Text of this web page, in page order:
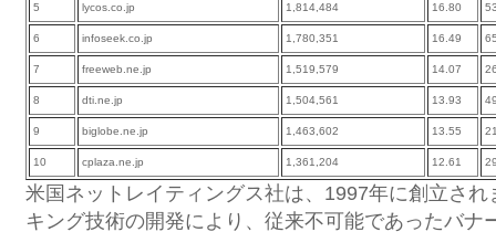
5 lycos.co.jp 1,814,484 16.80
6 infoseek.co.jp 1,780,351 16.49
7 freeweb.ne.jp 1,519,579 14.07
8 dti.ne.jp 1,504,561 13.93
9 biglobe.ne.jp 1,463,602 13.55
10 cplaza.ne.jp 1,361,204 12.61
米国ネットレイティングス社は、1997年に創立さ
キング技術の開発により、従来不可能であったバナ